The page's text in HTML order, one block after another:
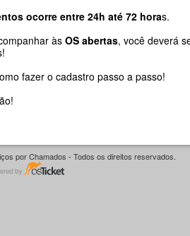
ocorre entre 24h até 72 horas.
às OS abertas, você deverá
fazer o cadastro passo a passo!
por Chamados - Todos os direitos reservados.